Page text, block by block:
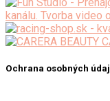
Ochrana osobných